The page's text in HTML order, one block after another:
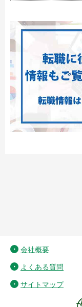
会社概要
よくある質問
サイトマップ